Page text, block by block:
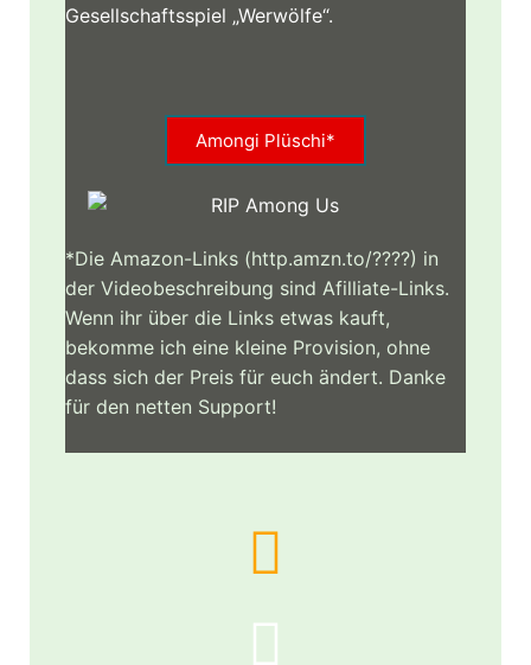
Gesellschaftsspiel „Werwölfe“.
Amongi Plüschi*
*Die Amazon-Links (http.amzn.to/????) in
der Videobeschreibung sind Afilliate-Links.
Wenn ihr über die Links etwas kauft,
bekomme ich eine kleine Provision, ohne
dass sich der Preis für euch ändert. Danke
für den netten Support!